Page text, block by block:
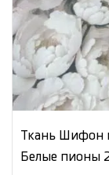
Ткань Шифон
Белые пионы